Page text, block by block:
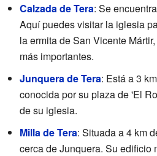
Calzada de Tera: Se
Aquí puedes visitar la iglesia
la ermita de San Vicente
más importantes.
Junquera de Tera: Está a 3
conocida por su plaza de 'El
de su iglesia.
Milla de Tera: Situada a 4 km
cerca de Junquera. Su edificio